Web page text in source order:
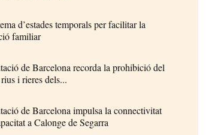
d’estades temporals per facilitar la
familiar
de Barcelona recorda la prohibició del
i rieres dels...
de Barcelona impulsa la connectivitat
a Calonge de Segarra